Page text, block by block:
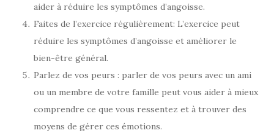
aider à réduire les symptômes d’angoisse.
Faites de l’exercice régulièrement: L’exercice peut
réduire les symptômes d’angoisse et améliorer le
bien-être général.
Parlez de vos peurs : parler de vos peurs avec un ami
ou un membre de votre famille peut vous aider à mieux
comprendre ce que vous ressentez et à trouver des
moyens de gérer ces émotions.